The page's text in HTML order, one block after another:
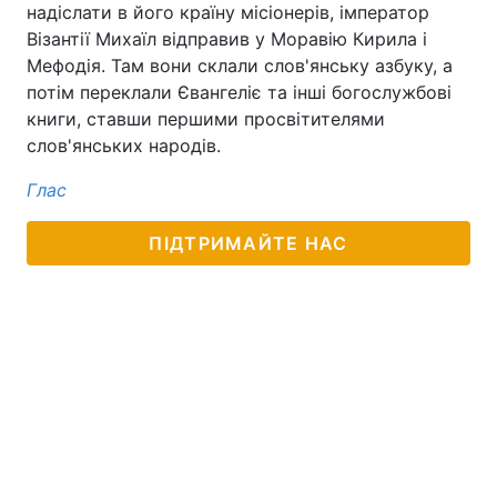
надіслати в його країну місіонерів, імператор
Візантії Михаїл відправив у Моравію Кирила і
Мефодія. Там вони склали слов'янську азбуку, а
потім переклали Євангеліє та інші богослужбові
книги, ставши першими просвітителями
слов'янських народів.
Глас
ПІДТРИМАЙТЕ НАС